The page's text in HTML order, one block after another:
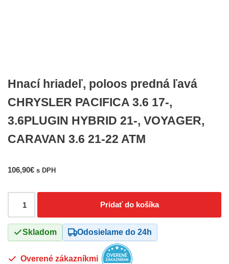
Hnací hriadeľ, poloos predná ľavá
CHRYSLER PACIFICA 3.6 17-,
3.6PLUGIN HYBRID 21-, VOYAGER,
CARAVAN 3.6 21-22 ATM
106,90€ s DPH
Pridať do košíka
Skladom Odosielame do 24h
Overené zákazníkmi